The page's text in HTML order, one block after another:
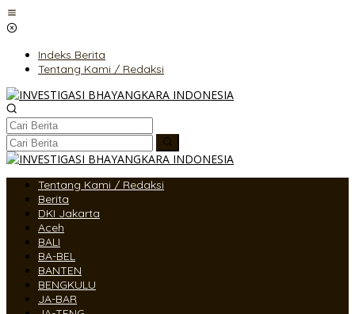
Lewati
ke
Indeks Berita
Tentang Kami / Redaksi
Tentang Kami / Redaksi
Berita
DKI Jakarta
Aceh
BALI
BA-BEL
BANTEN
BENGKULU
JA-BAR